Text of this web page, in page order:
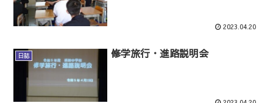
2023.04.20
日誌 修学旅行・進路説明会